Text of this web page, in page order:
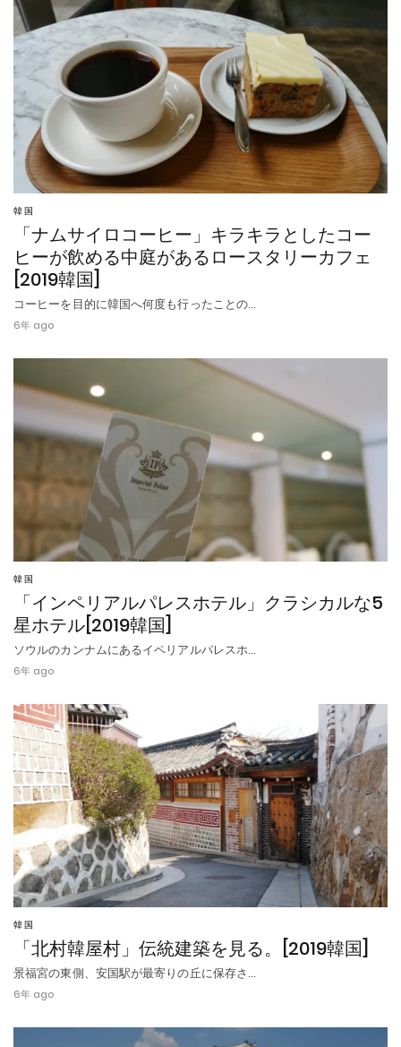
韓国
「ナムサイロコーヒー」キラキラとしたコー
ヒーが飲める中庭があるロースタリーカフェ
[2019韓国]
コーヒーを目的に韓国へ何度も行ったことの…
6年 ago
韓国
「インペリアルパレスホテル」クラシカルな5
星ホテル[2019韓国]
ソウルのカンナムにあるイペリアルパレスホ…
6年 ago
韓国
「北村韓屋村」伝統建築を見る。[2019韓国]
景福宮の東側、安国駅が最寄りの丘に保存さ…
6年 ago